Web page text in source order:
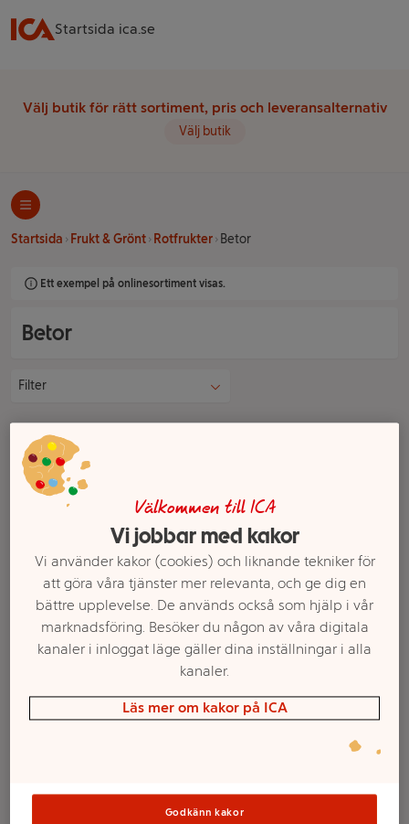
Startsida ica.se
Välj butik för rätt sortiment, pris och leveransalternativ
Välj butik
Startsida Frukt & Grönt Rotfrukter Betor
Ett exempel på onlinesortiment visas.
Betor
Filter
Förkokta klyftade
Rödbetor 500g Klass 1
Välj butik
Förkokta rödbetor 500g
Klass 1 ICA
Välj butik
Välkommen till ICA
Vi jobbar med kakor
Vi använder kakor (cookies) och liknande tekniker för
att göra våra tjänster mer relevanta, och ge dig en
bättre upplevelse. De används också som hjälp i vår
marknadsföring. Besöker du någon av våra digitala
kanaler i inloggat läge gäller dina inställningar i alla
kanaler.
Läs mer om kakor på ICA
Godkänn kakor